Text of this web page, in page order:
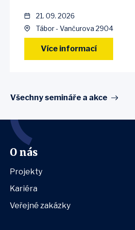
21. 09. 2026
Tábor - Vančurova 2904
Více informací
Všechny semináře a akce
O nás
Projekty
Kariéra
Veřejné zakázky